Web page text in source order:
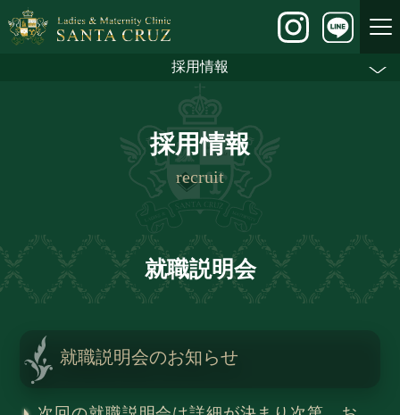
採用情報
採用情報
recruit
就職説明会
就職説明会のお知らせ